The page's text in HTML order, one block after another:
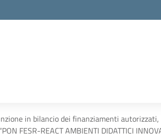
in bilancio dei finanziamenti
FESR-REACT AMBIENTI DIDATTICI